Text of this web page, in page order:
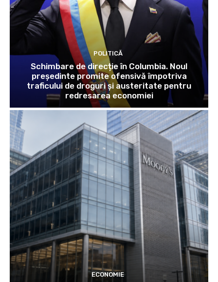
POLITICĂ
Schimbare de direcție în Columbia. Noul
președinte promite ofensivă împotriva
traficului de droguri și austeritate pentru
redresarea economiei
ECONOMIE